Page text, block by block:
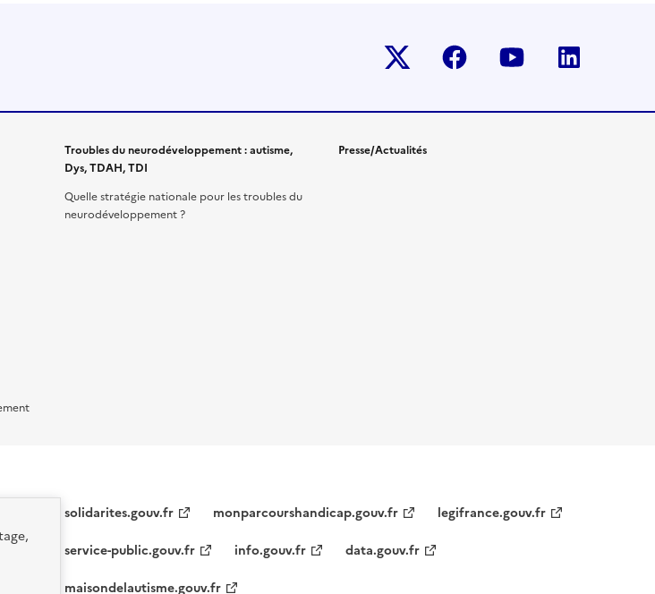
Twitter-x facebook youtube
Troubles du neurodéveloppement : autisme,
Dys, TDAH, TDI
Quelle stratégie nationale pour les troubles du
neurodéveloppement ?
Presse/Actualités
solidarites.gouv.fr monparcourshandicap.gouv.fr
legifrance.gouv.fr
service-public.gouv.fr
info.gouv.fr
data.gouv.fr
maisondelautisme.gouv.fr